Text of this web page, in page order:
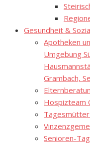
Gesundheit &
Apotheken
Umgebung
Grambach,
Hospizteam
Senioren-